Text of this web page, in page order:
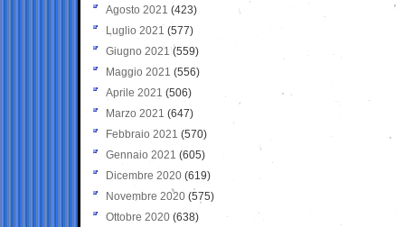
Agosto 2021 (423)
Luglio 2021 (577)
Giugno 2021(559)
Maggio 2021 (556)
Aprile 2021 (506)
Marzo 2021 (647)
Febbraio 2021 (570)
Gennaio 2021 (605)
Dicembre 2020 (619)
Novembre 2020 (575)
Ottobre 2020 (638)